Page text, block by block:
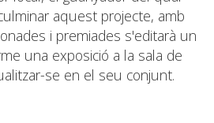
aquest projecte, amb
i premiades s'editarà un
una exposició a la sala de
se en el seu conjunt.